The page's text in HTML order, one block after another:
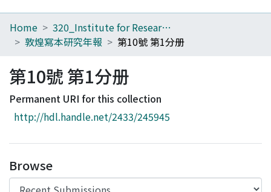
Home
Browse
Download Ranking
Access Statistics
Home
320_Institute for Research in Humanities
敦煌寫本研究年報
第10號 第1分册
第10號 第1分册
Permanent URI for this collection
http://hdl.handle.net/2433/245945
Browse